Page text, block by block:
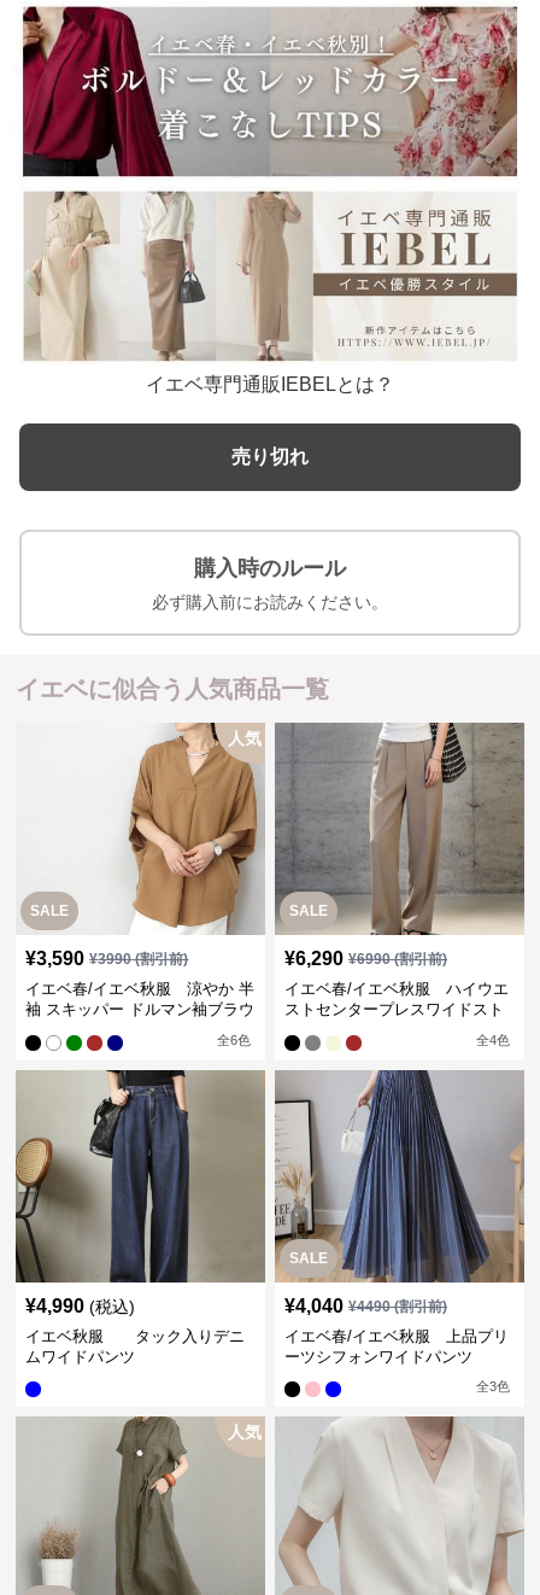
イエベ専門通販IEBELとは？
売り切れ
購入時のルール
必ず購入前にお読みください。
イエベに似合う人気商品一覧
SALE
人気
¥3,590 ¥3990(割引前)
イエベ春/イエベ秋服 涼やか 半
袖 スキッパー ドルマン袖ブラウ
全6色
SALE
¥6,290 ¥6990(割引前)
イエベ春/イエベ秋服 ハイウエ
ストセンタープレスワイドスト
全4色
¥4,990 (税込)
イエベ秋服 タック入りデニ
ムワイドパンツ
SALE
¥4,040 ¥4490(割引前)
イエベ春/イエベ秋服 上品プリ
ーツシフォンワイドパンツ
全3色
人気